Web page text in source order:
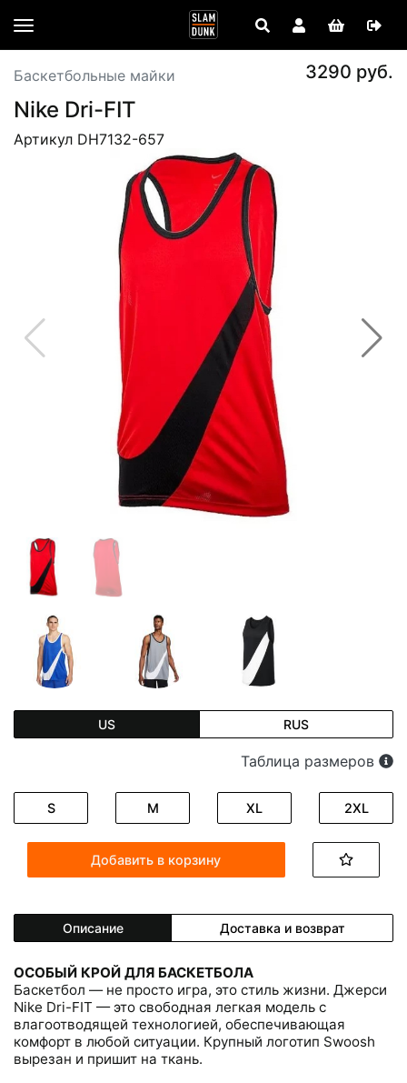
Баскетбольные майки 3290 руб.
Nike Dri-FIT
Артикул DH7132-657
US RUS
Таблица размеров
S M XL 2XL
Добавить в корзину
Описание Доставка и возврат
ОСОБЫЙ КРОЙ ДЛЯ БАСКЕТБОЛА
Баскетбол — не просто игра, это стиль жизни. Джерси
Nike Dri-FIT — это свободная легкая модель с
влагоотводящей технологией, обеспечивающая
комфорт в любой ситуации. Крупный логотип Swoosh
вырезан и пришит на ткань.